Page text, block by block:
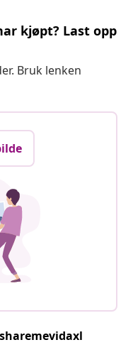
kjøpt? Last opp
Bruk lenken